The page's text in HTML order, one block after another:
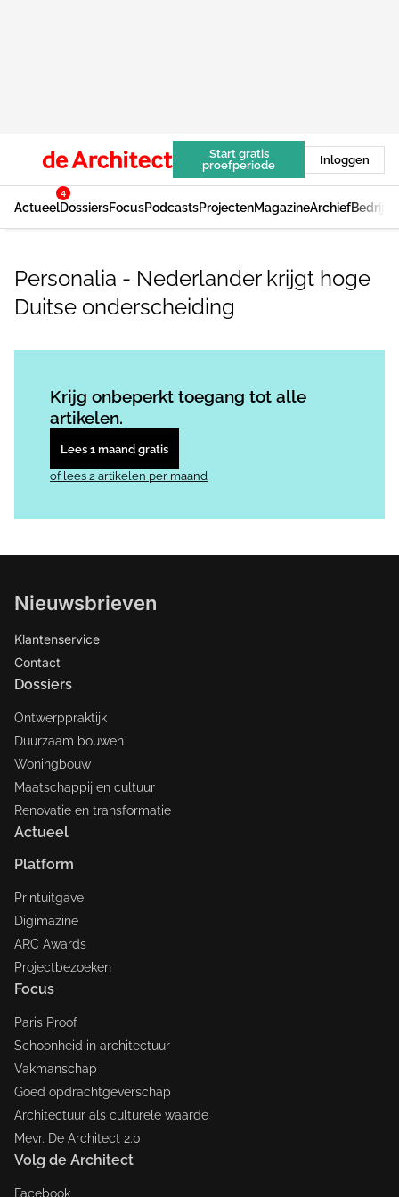
Start gratis
proefperiode
Inloggen
Actueel
4
DossiersFocusPodcastsProjectenMagazineArchief
Personalia - Nederlander krijgt hoge
Duitse onderscheiding
Krijg onbeperkt toegang tot alle
artikelen.
Lees 1 maand gratis
of lees 2 artikelen per maand
Nieuwsbrieven
Klantenservice
Contact
Dossiers
Ontwerppraktijk
Duurzaam bouwen
Woningbouw
Maatschappij en cultuur
Renovatie en transformatie
Actueel
Platform
Printuitgave
Digimazine
ARC Awards
Projectbezoeken
Focus
Paris Proof
Schoonheid in architectuur
Vakmanschap
Goed opdrachtgeverschap
Architectuur als culturele waarde
Mevr. De Architect 2.0
Volg de Architect
Facebook